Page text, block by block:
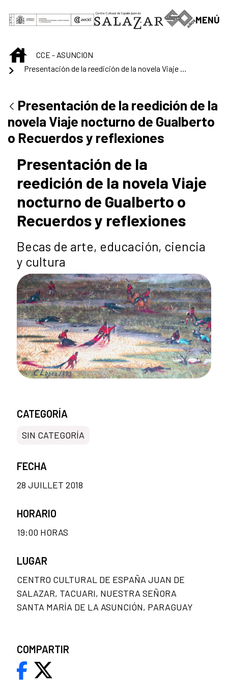
Saut au contenu principal
MENÚ
INICIOCCE - ASUNCION
Presentación de la reedición de la
novela Viaje nocturno de Gualberto
o Recuerdos y reflexiones
Presentación de la
reedición de la novela Viaje
nocturno de Gualberto o
Recuerdos y reflexiones
Becas de arte, educación, ciencia
y cultura
CATEGORÍA
SIN CATEGORÍA
FECHA
28 JUILLET 2018
HORARIO
19:00 HORAS
LUGAR
CENTRO CULTURAL DE ESPAÑA JUAN DE
SALAZAR, TACUARI, NUESTRA SEÑORA
SANTA MARÍA DE LA ASUNCIÓN, PARAGUAY
COMPARTIR